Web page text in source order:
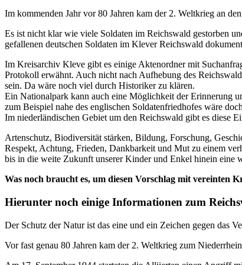
Im kommenden Jahr vor 80 Jahren kam der 2. Weltkrieg an
Es ist nicht klar wie viele Soldaten im Reichswald gestorben
gefallenen deutschen Soldaten im Klever Reichswald
Im Kreisarchiv Kleve gibt es einige Aktenordner mit
Protokoll erwähnt. Auch nicht nach Aufhebung des
sein. Da wäre noch viel durch Historiker zu klären.
Ein Nationalpark kann auch eine Möglichkeit der Erinnerung
zum Beispiel nahe des englischen Soldatenfriedhofes wäre
Im niederländischen Gebiet um den Reichswald gibt es diese
Artenschutz, Biodiversität stärken, Bildung, Forschung,
Respekt, Achtung, Frieden, Dankbarkeit und Mut zu einem
bis in die weite Zukunft unserer Kinder und Enkel hinein eine
Was noch braucht es, um diesen Vorschlag mit vereinten
Hierunter noch einige Informationen zum
Der Schutz der Natur ist das eine und ein Zeichen gegen das
Vor fast genau 80 Jahren kam der 2. Weltkrieg zum